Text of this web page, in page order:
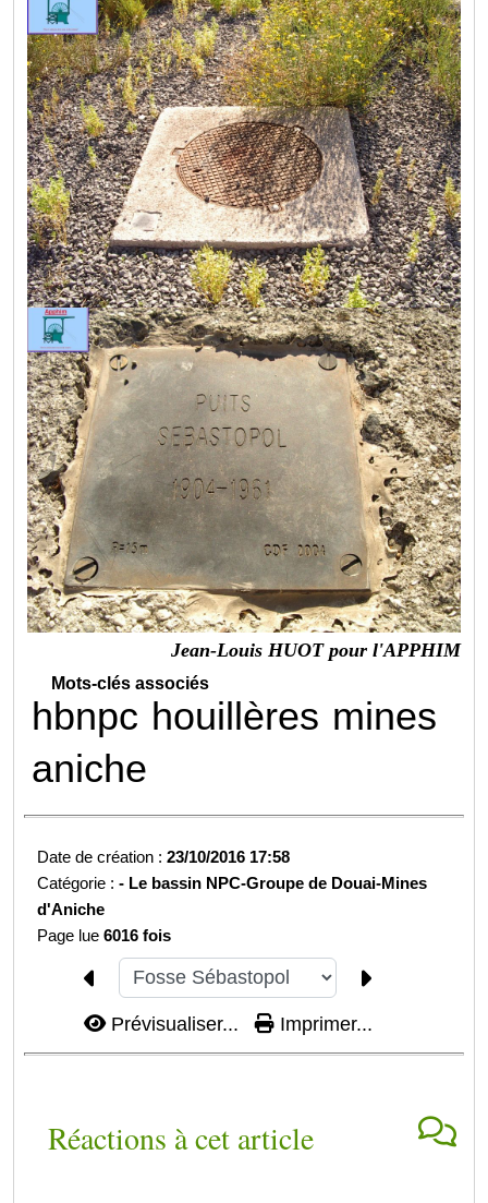
Jean-Louis HUOT pour l'APPHIM
Mots-clés associés
hbnpc houillères mines
aniche
Date de création :23/10/2016 17:58
Catégorie :- Le bassin NPC-Groupe de Douai-Mines
d'Aniche
Page lue6016 fois
Prévisualiser... Imprimer...
Réactions à cet article